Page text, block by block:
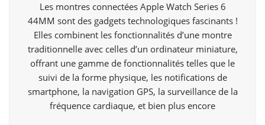
Les montres connectées Apple Watch Series 6
44MM sont des gadgets technologiques fascinants !
Elles combinent les fonctionnalités d’une montre
traditionnelle avec celles d’un ordinateur miniature,
offrant une gamme de fonctionnalités telles que le
suivi de la forme physique, les notifications de
smartphone, la navigation GPS, la surveillance de la
fréquence cardiaque, et bien plus encore